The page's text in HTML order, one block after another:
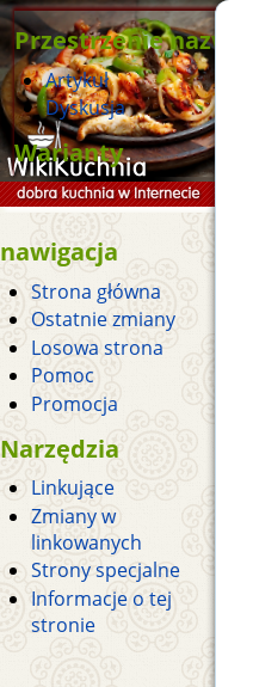
Przestrzenie nazw
Artykuł
Dyskusja
Warianty
nawigacja
Strona główna
Ostatnie zmiany
Losowa strona
Pomoc
Promocja
Narzędzia
Linkujące
Zmiany w
linkowanych
Strony specjalne
Informacje o tej
stronie